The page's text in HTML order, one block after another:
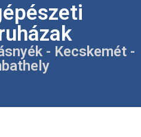
- Kecskemét -